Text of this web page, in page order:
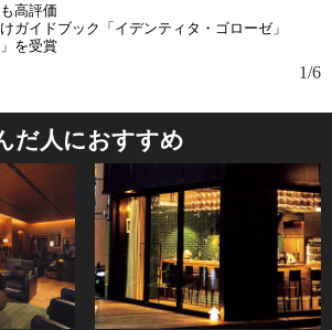
高評価
ガイドブック「イデンティタ・ゴローゼ」
を受賞
1/6
だ人におすすめ